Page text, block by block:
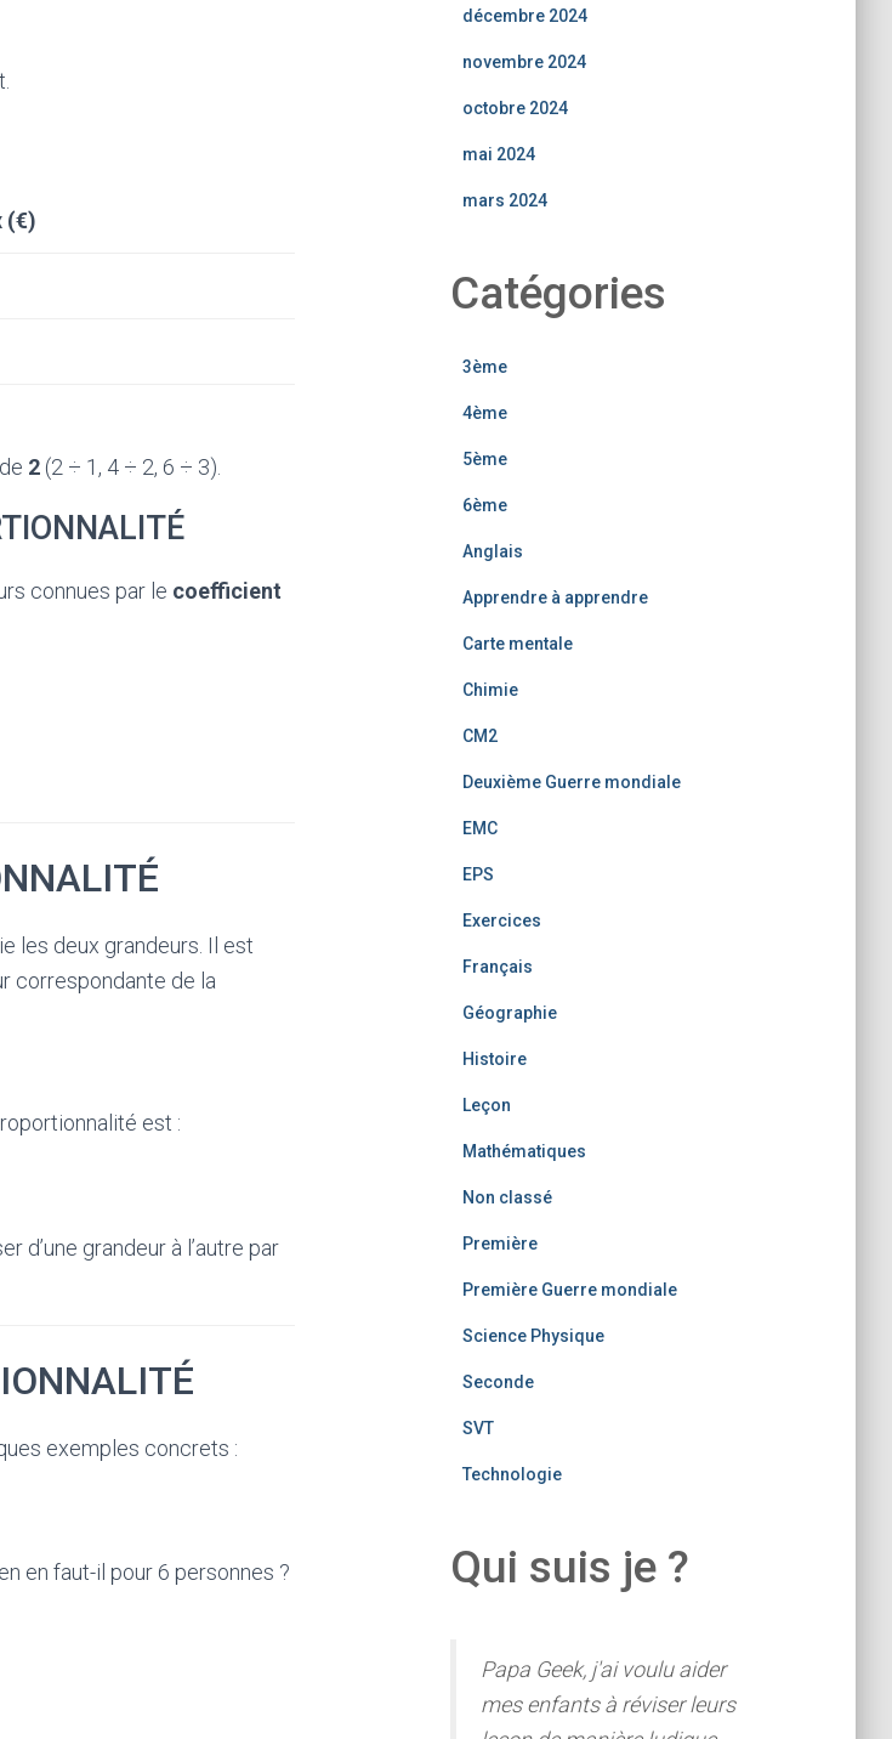
(€)
2 (2 ÷ 1, 4 ÷ 2, 6 ÷ 3).
connues par le coefficient
les deux grandeurs. Il est
correspondante de la
est :
d’une grandeur à l’autre par
exemples concrets :
en faut-il pour 6 personnes ?
décembre 2024
novembre 2024
octobre 2024
mai 2024
mars 2024
Catégories
3ème
4ème
5ème
6ème
Anglais
Apprendre à apprendre
Carte mentale
Chimie
CM2
Deuxième Guerre mondiale
EMC
EPS
Exercices
Français
Géographie
Histoire
Leçon
Mathématiques
Non classé
Première
Première Guerre mondiale
Science Physique
Seconde
SVT
Technologie
Qui suis je ?
Papa Geek, j'ai voulu aider
mes enfants à réviser leurs